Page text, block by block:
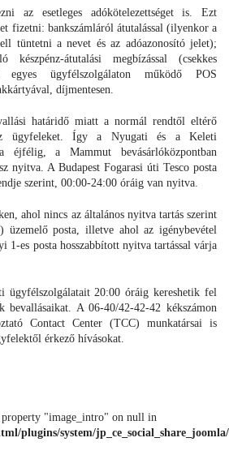
az esetleges adókötelezettséget is. Ezt
fizetni: bankszámláról átutalással (ilyenkor a
tüntetni a nevet és az adóazonosító jelet);
készpénz-átutalási megbízással (csekkes
ügyfélszolgálaton működő POS
díjmentesen.
határidő miatt a normál rendtől eltérő
ügyfeleket. Így a Nyugati és a Keleti
éjfélig, a Mammut bevásárlóközpontban
nyitva. A Budapest Fogarasi úti Tesco posta
szerint, 00:00-24:00 óráig van nyitva.
ahol nincs az általános nyitva tartás szerint
üzemelő posta, illetve ahol az igénybevétel
1-es posta hosszabbított nyitva tartással várja
ügyfélszolgálatait 20:00 óráig kereshetik fel
bevallásaikat. A 06-40/42-42-42 kékszámon
Contact Center (TCC) munkatársai is
érkező hívásokat.
property "image_intro" on null in
plugins/system/